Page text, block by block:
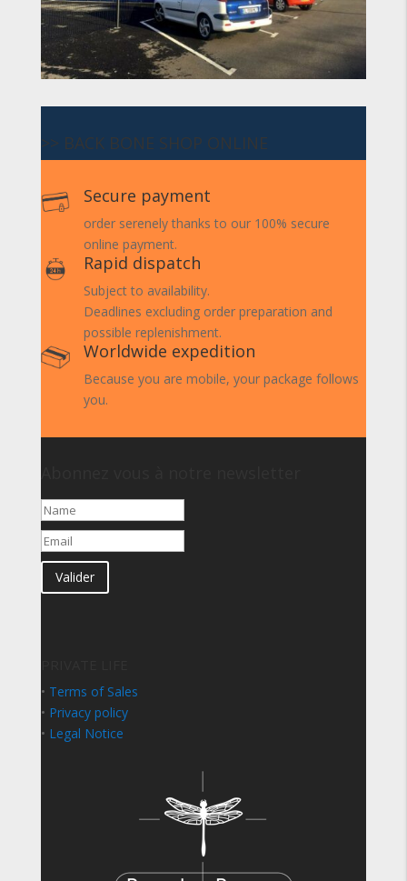
>> BACK BONE SHOP ONLINE
Secure payment
order serenely thanks to our 100% secure
online payment.
Rapid dispatch
Subject to availability.
Deadlines excluding order preparation and
possible replenishment.
Worldwide expedition
Because you are mobile, your package follows
you.
Valider
• Terms of Sales
• Privacy policy
• Legal Notice